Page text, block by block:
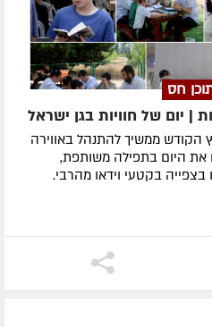
חס
| יום של חוויות בגן ישראל
הקודש ממשיך להתנהל באווירה
את היום בתפילה משותפת,
בצפייה בקטעי וידאו מהרבי.